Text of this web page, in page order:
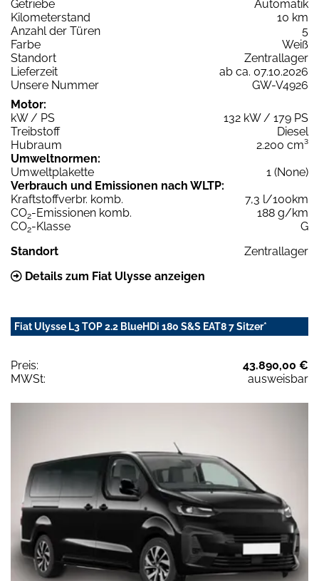
Getriebe
Automatik
Kilometerstand
10 km
Anzahl der Türen
5
Farbe
Weiß
Standort
Zentrallager
Lieferzeit
ab ca. 07.10.2026
Unsere Nummer
GW-V4926
Motor:
kW / PS
132 kW / 179 PS
Treibstoff
Diesel
Hubraum
2.200 cm³
Umweltnormen:
Umweltplakette
1 (None)
Verbrauch und Emissionen nach WLTP:
Kraftstoffverbr. komb.
7,3 l/100km
CO2-Emissionen komb.
188 g/km
CO2-Klasse
G
Standort
Zentrallager
Details zum Fiat Ulysse anzeigen
Fiat Ulysse L3 TOP 2.2 BlueHDi 180 S&S EAT8 7 Sitzer*
Preis:
43.890,00 €
MWSt:
ausweisbar